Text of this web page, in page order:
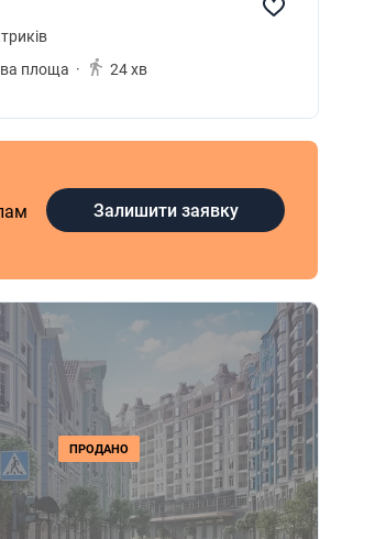
площа · 24 хв
Залишити заявку
ПРОДАНО